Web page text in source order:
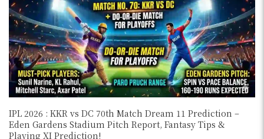
IPL 2026 : KKR vs DC 70th Match Dream 11 Prediction –
Eden Gardens Stadium Pitch Report, Fantasy Tips &
Playing XI Prediction!